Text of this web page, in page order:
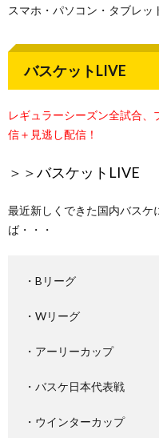
スマホ・パソコン・タブレッ
バスケットLIVE
レギュラーシーズン全試合
信＋見逃し配信！
＞＞バスケットLIVE
最近新しくできた国内バスケ
ば・・・
・Bリーグ
・Wリーグ
・アーリーカップ
・バスケ日本代表戦
・ウインターカップ